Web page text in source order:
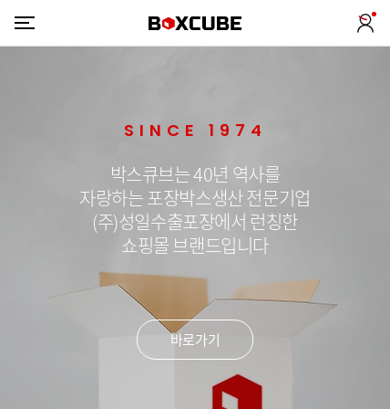
SINCE 1974
박스큐브는 40년 역사를
자랑하는 포장박스생산 전문기업
(주)성일수출포장에서 런칭한
쇼핑몰 브랜드입니다
바로가기